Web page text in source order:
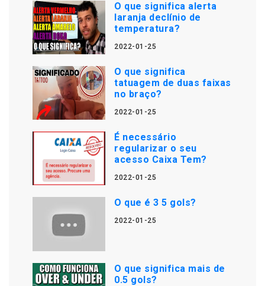
O que significa alerta
laranja declínio de
temperatura?
2022-01-25
O que significa
tatuagem de duas faixas
no braço?
2022-01-25
É necessário
regularizar o seu
acesso Caixa Tem?
2022-01-25
O que é 3 5 gols?
2022-01-25
O que significa mais de
0.5 gols?